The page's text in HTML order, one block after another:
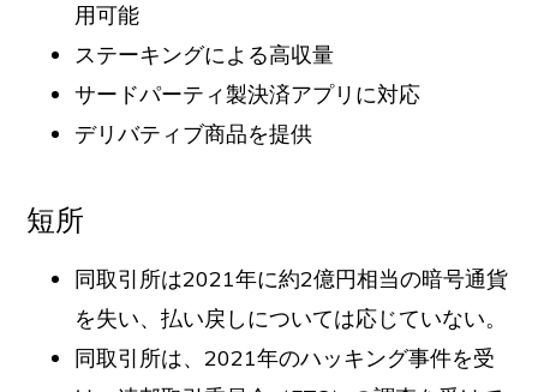
用可能
ステーキングによる高収量
サードパーティ製決済アプリに対応
デリバティブ商品を提供
短所
同取引所は2021年に約2億円相当の暗号通貨
を失い、払い戻しについては応じていない。
同取引所は、2021年のハッキング事件を受